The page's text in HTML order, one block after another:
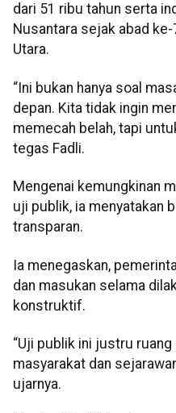
dari 51 ribu tahun serta
Nusantara sejak abad
Utara.
“Ini bukan hanya soal
depan. Kita tidak ingin
memecah belah, tapi
tegas Fadli.
Mengenai kemungkinan
uji publik, ia menyatakan
transparan.
Ia menegaskan,
dan masukan selama
konstruktif.
“Uji publik ini justru
masyarakat dan
ujarnya.